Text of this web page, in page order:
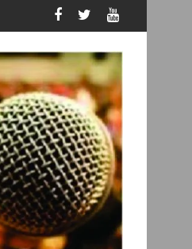
A MÁS DE 500